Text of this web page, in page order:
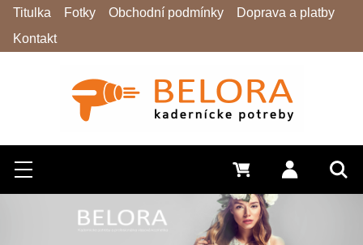
Hledat
Menu Přihlásit
0 Kč
Titulka Fotky Obchodní podmínky
Doprava a platby
Kontakt